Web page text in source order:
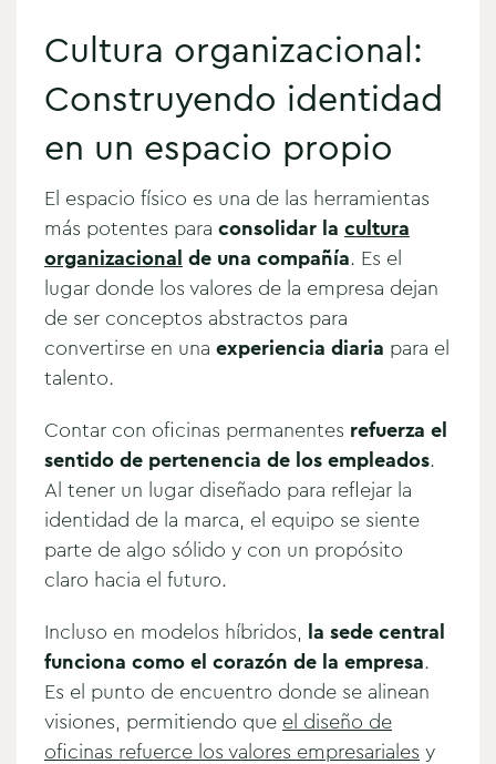
Cultura organizacional:
Construyendo identidad
en un espacio propio
El espacio físico es una de las herramientas
más potentes para consolidar la cultura
organizacional de una compañía. Es el
lugar donde los valores de la empresa dejan
de ser conceptos abstractos para
convertirse en una experiencia diaria para el
talento.
Contar con oficinas permanentes refuerza el
sentido de pertenencia de los empleados.
Al tener un lugar diseñado para reflejar la
identidad de la marca, el equipo se siente
parte de algo sólido y con un propósito
claro hacia el futuro.
Incluso en modelos híbridos, la sede central
funciona como el corazón de la empresa.
Es el punto de encuentro donde se alinean
visiones, permitiendo que el diseño de
oficinas refuerce los valores empresariales y